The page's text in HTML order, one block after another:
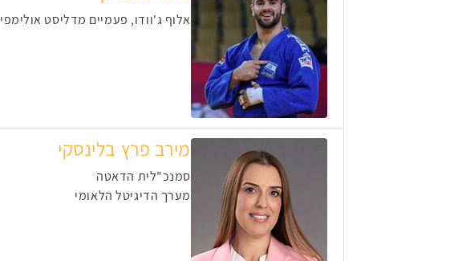
אלוף ג'וודו, פעמיים מדליסט אולימפי
מירב פרץ בלינסקי
סמנכ"לית הדאטה
מערך הדיגיטל הלאומי